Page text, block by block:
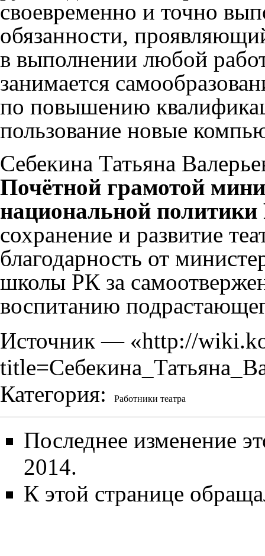
своевременно и точно
обязанности,
в выполнении любой
занимается
по повышению
пользование новые
Себекина Татьяна
Почётной грамотой
национальной
сохранение и развитие
благодарность от
школы РК за
воспитанию
Источник — «http://
Категория: Работники театра
Последнее изменение
2014.
К этой странице